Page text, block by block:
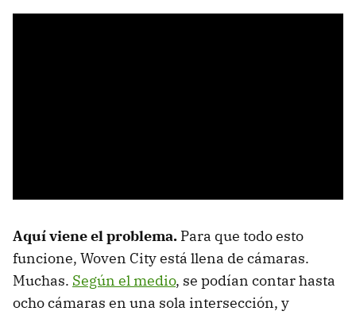
Aquí viene el problema. Para que todo esto
funcione, Woven City está llena de cámaras.
Muchas. Según el medio, se podían contar hasta
ocho cámaras en una sola intersección, y